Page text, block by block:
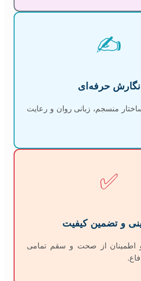
✍️
نگارش حرفه‌ای
منسجم، زبانی روان و رعایت
✅
و تضمین کیفیت
اطمینان از صحت و سقم تمامی